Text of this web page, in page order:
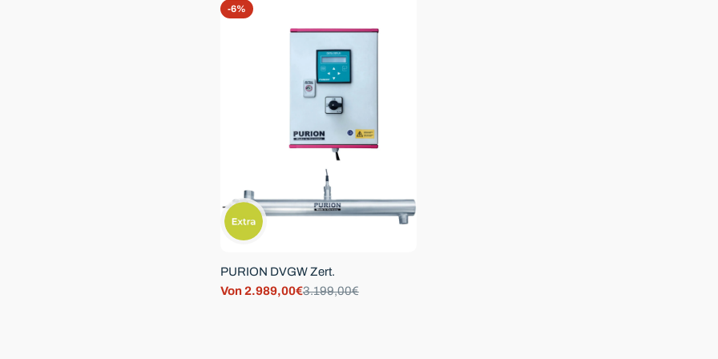
-6%
PURION DVGW Zert.
Verkaufspreis
Von 2.989,00€
Regulärer
3.199,00€